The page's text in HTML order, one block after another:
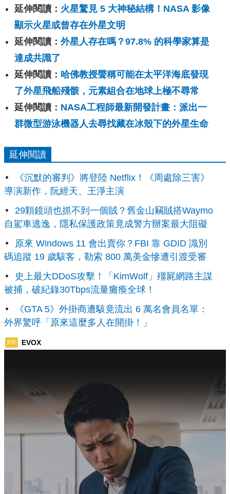
延伸閱讀： 火星驚見 5 大神秘結構！NASA 影像
顯示火星或曾存在外星文明
延伸閱讀： 外星人存在嗎？97.8% 的科學家算是
達成共識了
延伸閱讀： 哈佛教授聲稱可能在太平洋海底發現
了外星飛船殘骸，元素組合在地球上極不尋常
延伸閱讀： NASA工程師最新開發計畫：派出一
群微型游泳機器人去尋找藏在冰殼下的外星生命
延伸閱讀
《沉默的審判》將登陸 Netflix！《周處除三害》
導演新作，阮經天、王淨主演
29顆鏡頭也抓不到一個賊？舊金山竊賊搭Waymo
自駕車逃逸，隱私保護政策竟成警方辦案最大阻礙
原來 Windows 11 會出賣你？FBI 靠 GDID 識別
碼追蹤 19 歲駭客，勒索 800 萬美金慘遭引渡受審
史上最大DDoS攻擊！「KimWolf」殭屍網路主謀
被捕，破紀錄30Tbps流量癱瘓全球！
《GTA 5》外掛商遭駭竟流出 6 萬名會員名單：
外界驚呼「原來這麼多人在開掛！」
PR EVOX